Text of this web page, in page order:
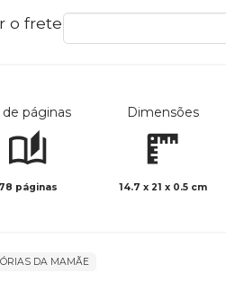
o frete
de páginas
78 páginas
Dimensões
14.7 x 21 x 0.5 cm
DA MAMÃE